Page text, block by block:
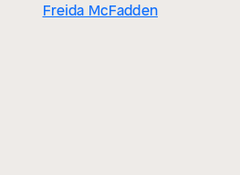
Freida McFadden